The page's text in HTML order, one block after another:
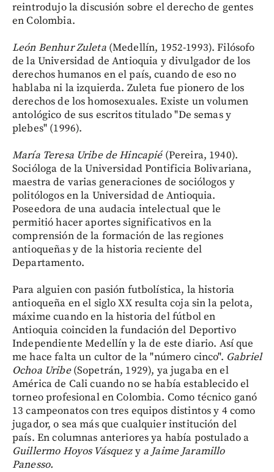
reintrodujo la discusión sobre el derecho de gentes
en Colombia.
León Benhur Zuleta(Medellín, 1952-1993). Filósofo
de la Universidad de Antioquia y divulgador de los
derechos humanos en el país, cuando de eso no
hablaba ni la izquierda. Zuleta fue pionero de los
derechos de los homosexuales. Existe un volumen
antológico de sus escritos titulado "De semas y
plebes" (1996).
María Teresa Uribe de Hincapié(Pereira, 1940).
Socióloga de la Universidad Pontificia Bolivariana,
maestra de varias generaciones de sociólogos y
politólogos en la Universidad de Antioquia.
Poseedora de una audacia intelectual que le
permitió hacer aportes significativos en la
comprensión de la formación de las regiones
antioqueñas y de la historia reciente del
Departamento.
Para alguien con pasión futbolística, la historia
antioqueña en el siglo XX resulta coja sin la pelota,
máxime cuando en la historia del fútbol en
Antioquia coinciden la fundación del Deportivo
Independiente Medellín y la de este diario. Así que
me hace falta un cultor de la "número cinco". Gabriel
Ochoa Uribe(Sopetrán, 1929), ya jugaba en el
América de Cali cuando no se había establecido el
torneo profesional en Colombia. Como técnico ganó
13 campeonatos con tres equipos distintos y 4 como
jugador, o sea más que cualquier institución del
país. En columnas anteriores ya había postulado a
Guillermo Hoyos Vásquezya Jaime Jaramillo
Panesso.